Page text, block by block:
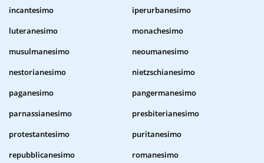
incantesimo
iperurbanesimo
luteranesimo
monachesimo
musulmanesimo
neoumanesimo
nestorianesimo
nietzschianesimo
paganesimo
pangermanesimo
parnassianesimo
presbiterianesimo
protestantesimo
puritanesimo
repubblicanesimo
romanesimo